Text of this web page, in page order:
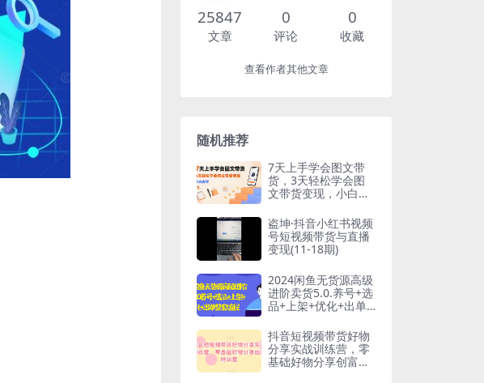
25847
文章
0
评论
0
收藏
查看作者其他文章
随机推荐
7天上手学会图文带
货，3天轻松学会图
文带货变现，小白必
盗坤·抖音小红书视频
号短视频带货与直播
变现(11-18期)
2024闲鱼无货源高级
进阶卖货5.0.养号+选
品+上架+优化+出单
抖音短视频带货好物
分享实战训练营，零
基础好物分享创富特